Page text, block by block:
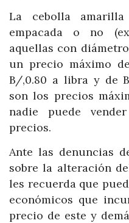
La cebolla
empacada o no
aquellas con
un precio máximo
B/,0.80 a libra y de
son los precios
nadie puede
precios.
Ante las denuncias
sobre la alteración
les recuerda que
económicos que
precio de este y